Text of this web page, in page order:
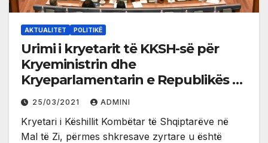
AKTUALITET POLITIKË
Urimi i kryetarit të KKSH-së për
Kryeministrin dhe
Kryeparlamentarin e Republikës së
Kosovës
25/03/2021 ADMINI
Kryetari i Këshillit Kombëtar të Shqiptarëve në
Mal të Zi, përmes shkresave zyrtare u është